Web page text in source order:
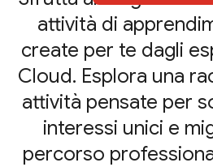
attività di
create per te dagli
Cloud. Esplora una
attività pensate per
interessi unici e
percorso